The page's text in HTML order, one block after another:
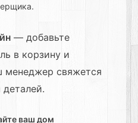
— добавьте
в корзину и
менеджер свяжется
ваш дом